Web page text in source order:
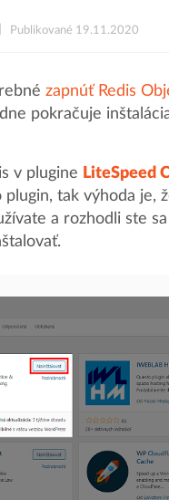
Publikované 19.11.2020
zapnúť Redis
pokračuje
v plugine LiteSpeed
tak výhoda je,
a rozhodli ste